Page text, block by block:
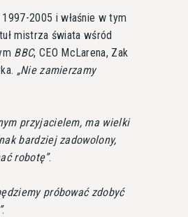
2005 i właśnie w tym
mistrza świata wśród
BBC, CEO McLarena, Zak
Nie zamierzamy
przyjacielem, ma wielki
bardziej zadowolony,
robotę .
próbować zdobyć
.